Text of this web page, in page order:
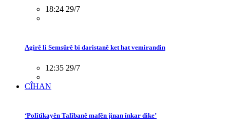
18:24 29/7
Agirê li Semsûrê bi daristanê ket hat vemirandin
12:35 29/7
CÎHAN
‘Polîtîkayên Talîbanê mafên jinan înkar dike’